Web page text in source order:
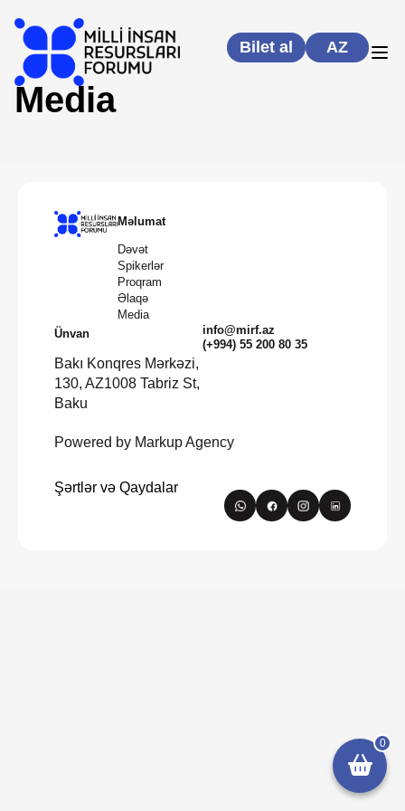
Bilet al AZ
Media
0
Məlumat
Dəvət
Spikerlər
Proqram
Əlaqə
Media
Ünvan
Bakı Konqres Mərkəzi,
130, AZ1008 Tabriz St,
Baku
info@mirf.az
(+994) 55 200 80 35
Powered by Markup Agency
Şərtlər və Qaydalar